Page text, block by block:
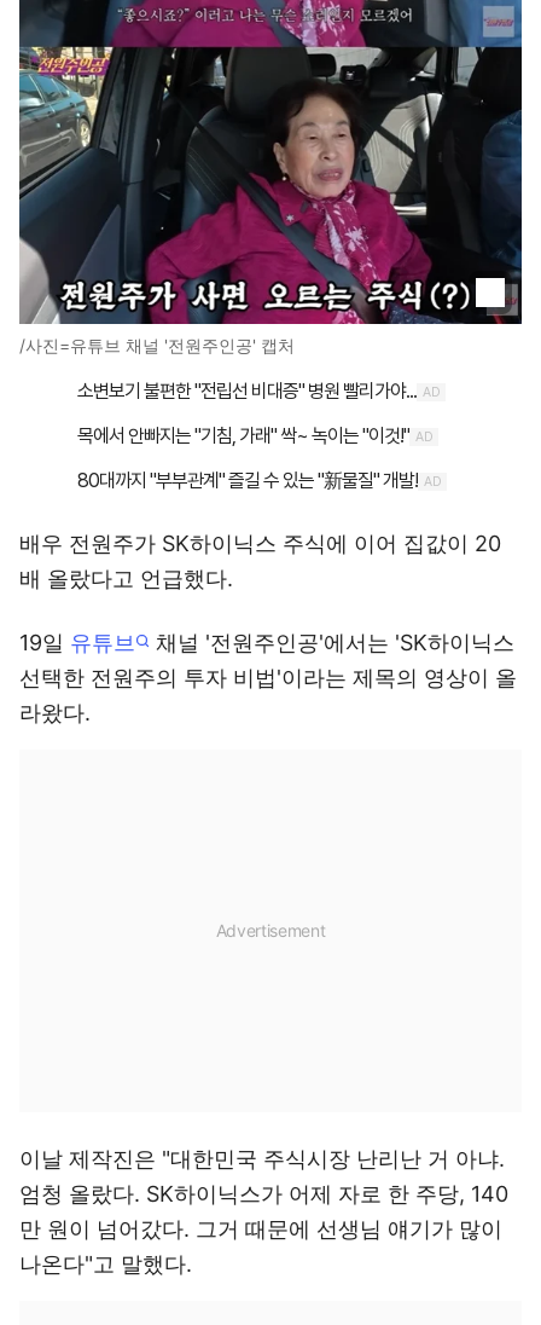
/사진=유튜브 채널 '전원주인공' 캡처
배우 전원주가 SK하이닉스 주식에 이어 집값이 20
배 올랐다고 언급했다.
19일 유튜브
채널 '전원주인공'에서는 'SK하이닉스
선택한 전원주의 투자 비법'이라는 제목의 영상이 올
라왔다.
이날 제작진은 "대한민국 주식시장 난리난 거 아냐.
엄청 올랐다. SK하이닉스가 어제 자로 한 주당, 140
만 원이 넘어갔다. 그거 때문에 선생님 얘기가 많이
나온다"고 말했다.